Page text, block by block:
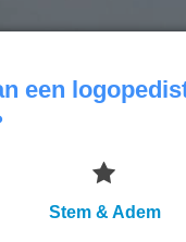
een
Stem & Adem